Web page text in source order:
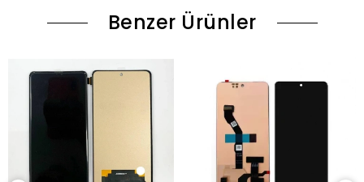
başlayın sorumluluk size aittir.
Taşıma bedelleri size ait olmak şartı iade bölümünde kontrol
edildikten sonra
Paranız 1-7 gün içinde ödeme yaptığınız karta yatacaktır.
Montaj yapılmış Ürünlerin iade değişimi yoktur.
Benzer Ürünler